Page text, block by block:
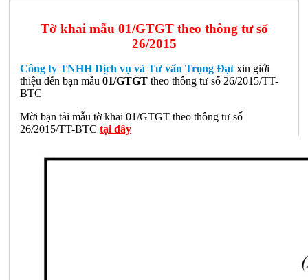
Tờ khai mẫu 01/GTGT theo thông tư số
26/2015
Công ty TNHH Dịch vụ và Tư vấn Trọng Đạt xin giới
thiệu đến bạn mẫu 01/GTGT theo thông tư số 26/2015/TT-
BTC
Mời bạn tải mẫu tờ khai 01/GTGT theo thông tư số
26/2015/TT-BTC tại đây